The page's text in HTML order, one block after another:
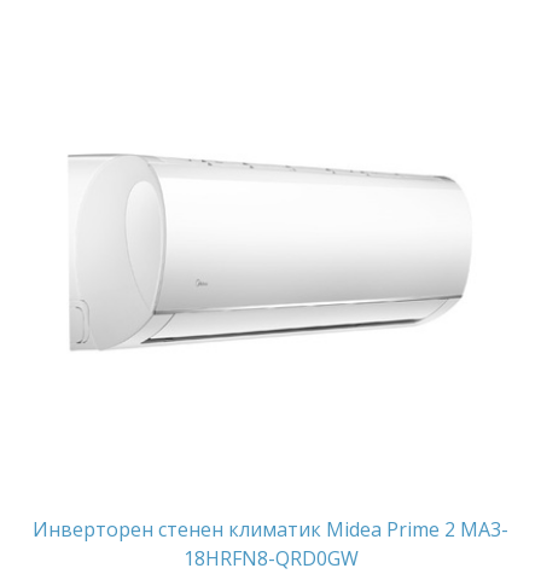
2,110.30
Инверторен стенен климатик Midea Prime 2 MA3-
18HRFN8-QRD0GW